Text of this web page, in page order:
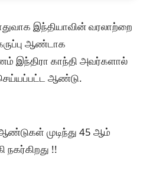
இந்தியாவின் வரலாற்றை
ஆண்டாக
இந்திரா காந்தி அவர்களால்
ஆண்டு.
முடிந்து 45 ஆம்
!!